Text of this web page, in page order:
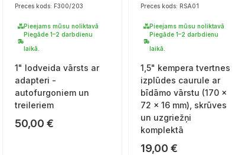
Preces kods: F300/203
Pieejams mūsu noliktavā
Piegāde 1–2 darbdienu
laikā.
1" lodveida vārsts ar
adapteri -
autofurgoniem un
treileriem
50,00€
Preces kods: RSA01
Pieejams mūsu noliktavā
Piegāde 1–2 darbdienu
laikā.
1,5" kempera tvertnes
izplūdes caurule ar
bīdāmo vārstu (170 ×
72 × 16 mm), skrūves
un uzgriežņi
komplektā
19,00 €